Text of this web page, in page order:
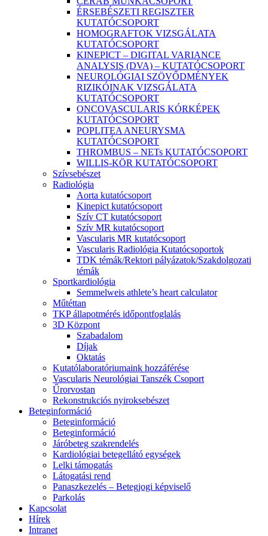
ÉRSEBÉSZETI REGISZTER
KUTATÓCSOPORT
HOMOGRAFTOK VIZSGÁLATA
KUTATÓCSOPORT
KINEPICT – DIGITAL VARIANCE
ANALYSIS (DVA) – KUTATÓCSOPORT
NEUROLÓGIAI SZÖVŐDMÉNYEK
RIZIKÓINAK VIZSGÁLATA
KUTATÓCSOPORT
ONCOVASCULARIS KÓRKÉPEK
KUTATÓCSOPORT
POPLITEA ANEURYSMA
KUTATÓCSOPORT
THROMBUS – NETs KUTATÓCSOPORT
WILLIS-KÖR KUTATÓCSOPORT
Szívsebészet
Radiológia
Aorta kutatócsoport
Kinepict kutatócsoport
Szív CT kutatócsoport
Szív MR kutatócsoport
Vascularis MR kutatócsoport
Vascularis Radiológia Kutatócsoportok
TDK témák/Rektori pályázatok/Szakdolgozati
témák
Sportkardiológia
Semmelweis athlete’s heart calculator
Műtéttan
TKP állapotmérés időpontfoglalás
3D Központ
Szabadalom
Díjak
Oktatás
Kutatólaboratóriumaink hozzáférése
Vascularis Neurológiai Tanszék Csoport
Űrorvostan
Rekonstrukciós nyiroksebészet
Beteginformáció
Beteginformáció
Beteginformáció
Járóbeteg szakrendelés
Kardiológiai betegellátó egységek
Lelki támogatás
Látogatási rend
Panaszkezelés – Betegjogi képviselő
Parkolás
Kapcsolat
Hírek
Intranet